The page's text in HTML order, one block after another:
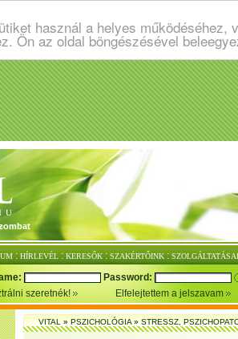
használ a helyes
Ön az oldal böngészésével
: HÍRLEVÉL : KERESŐK : SZAKÉRTŐINK :
Password:
szeretnék!
Elfelejtettem a jelszavam
VITAL»PSZICHOLÓGIA»STRESSZ,